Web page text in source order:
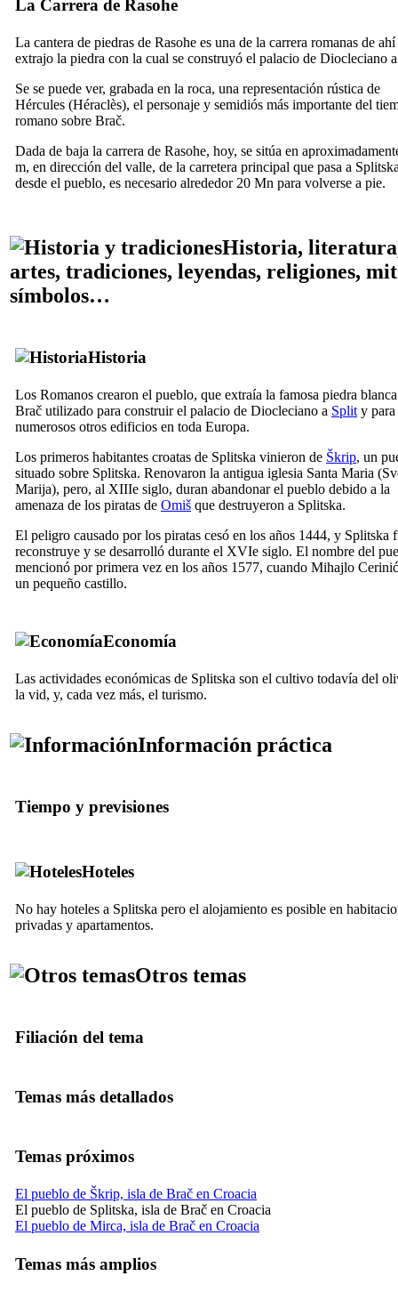
La Carrera de Rasohe
La cantera de piedras de Rasohe es una de la carrera romanas de ahí
extrajo la piedra con la cual se construyó el palacio de Diocleciano
Se se puede ver, grabada en la roca, una representación rústica de
Hércules (Héraclès), el personaje y semidiós más importante del
romano sobre Brač.
Dada de baja la carrera de Rasohe, hoy, se sitúa en
m, en dirección del valle, de la carretera principal que pasa a
desde el pueblo, es necesario alrededor 20 Mn para volverse a pie.
Historia,
artes, tradiciones, leyendas, religiones,
símbolos…
Historia
Los Romanos crearon el pueblo, que extraía la famosa piedra
Brač utilizado para construir el palacio de Diocleciano a Split y para
numerosos otros edificios en toda Europa.
Los primeros habitantes croatas de Splitska vinieron de Škrip, un
situado sobre Splitska. Renovaron la antigua iglesia Santa Maria (
Marija), pero, al XIIIe siglo, duran abandonar el pueblo debido a la
amenaza de los piratas de Omiš que destruyeron a Splitska.
El peligro causado por los piratas cesó en los años 1444, y Splitska
reconstruye y se desarrolló durante el XVIe siglo. El nombre del
mencionó por primera vez en los años 1577, cuando Mihajlo
un pequeño castillo.
Economía
Las actividades económicas de Splitska son el cultivo todavía del
la vid, y, cada vez más, el turismo.
Información práctica
Tiempo y previsiones
Hoteles
No hay hoteles a Splitska pero el alojamiento es posible en
privadas y apartamentos.
Otros temas
Filiación del tema
Temas más detallados
Temas próximos
El pueblo de Škrip, isla de Brač en Croacia
El pueblo de Splitska, isla de Brač en Croacia
El pueblo de Mirca, isla de Brač en Croacia
Temas más amplios